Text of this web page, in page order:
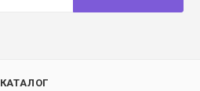
КАТАЛОГ